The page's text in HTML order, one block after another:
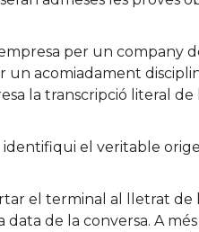
per un company
un acomiadament
la transcripció literal de
identifiqui el veritable
el terminal al lletrat de
de la conversa. A